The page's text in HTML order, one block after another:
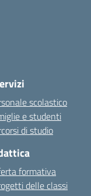
scolastico
e studenti
di studio
formativa
delle classi